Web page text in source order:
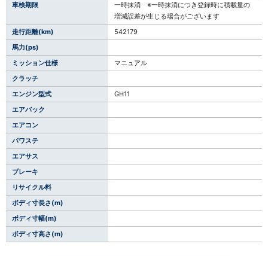
車検期限
一時抹消 ※一時抹消につき登録時に積載量の
増減誤差が生じる場合がございます
走行距離(km)
542179
馬力(ps)
ミッション仕様
マニュアル
クラッチ
エンジン型式
GH11
エアバック
エアコン
パワステ
エアサス
ブレーキ
リサイクル料
ボディ寸長さ(m)
ボディ寸幅(m)
ボディ寸高さ(m)